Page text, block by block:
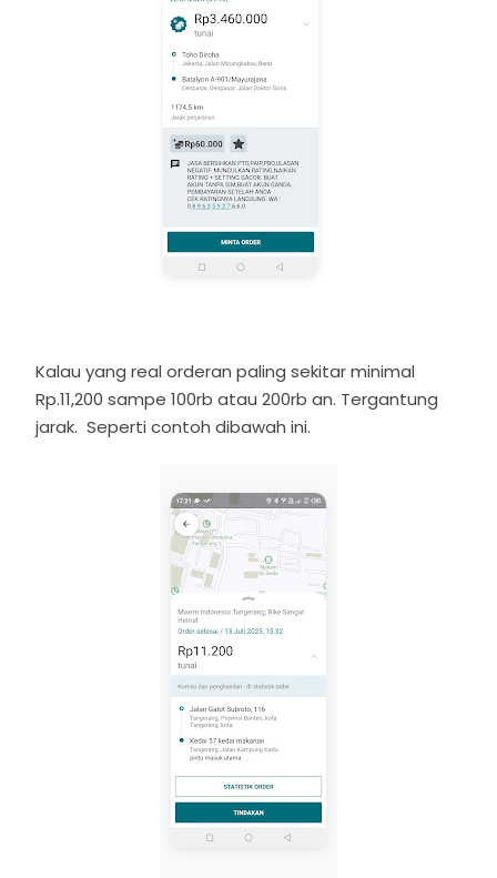
Kalau yang real orderan paling sekitar minimal
Rp.11,200 sampe 100rb atau 200rb an. Tergantung
jarak. Seperti contoh dibawah ini.